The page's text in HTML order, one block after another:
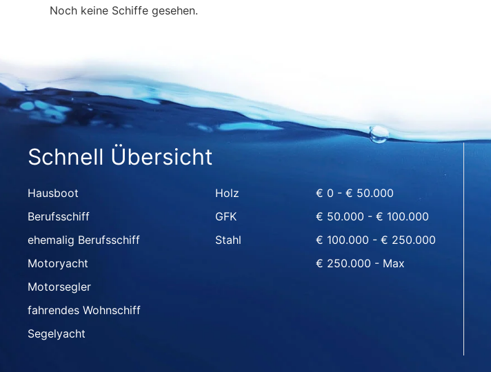
Noch keine Schiffe gesehen.
Schnell Übersicht
Hausboot
Berufsschiff
ehemalig Berufsschiff
Motoryacht
Motorsegler
fahrendes Wohnschiff
Segelyacht
Holz
GFK
Stahl
€ 0 - € 50.000
€ 50.000 - € 100.000
€ 100.000 - € 250.000
€ 250.000 - Max